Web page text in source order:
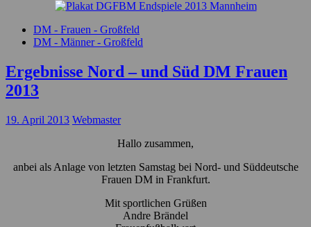
DM - Frauen - Großfeld
DM - Männer - Großfeld
Ergebnisse Nord – und Süd DM Frauen
2013
19. April 2013 Webmaster
Hallo zusammen,
anbei als Anlage von letzten Samstag bei Nord- und Süddeutsche
Frauen DM in Frankfurt.
Mit sportlichen Grüßen
Andre Brändel